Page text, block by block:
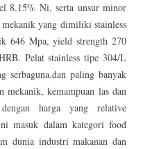
8.15% Ni, serta unsur minor
yang dimiliki stainless
646 Mpa, yield strength 270
Pelat stainless tipe 304/L
serbaguna.dan paling banyak
mekanik, kemampuan las dan
harga yang relative
masuk dalam kategori food
dunia industri makanan dan